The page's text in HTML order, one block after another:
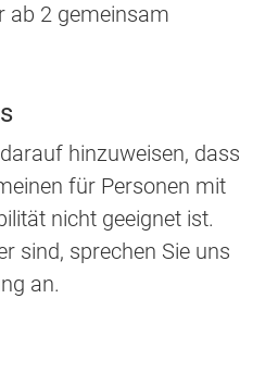
ab 2 gemeinsam
hinzuweisen, dass
für Personen mit
nicht geeignet ist.
sind, sprechen Sie uns
an.